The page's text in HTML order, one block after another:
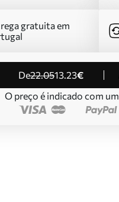
gratuita em
de22.0513.23€
O preço é indicado com um